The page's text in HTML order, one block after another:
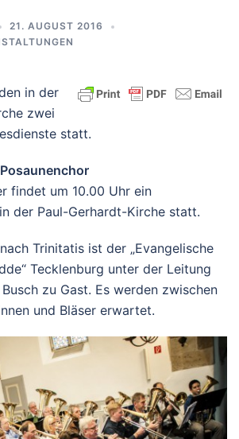
21. AUGUST 2016
in der
zwei
statt.
findet um 10.00 Uhr ein
der Paul-Gerhardt-Kirche statt.
Trinitatis ist der „Evangelische
Tecklenburg unter der Leitung
zu Gast. Es werden zwischen
und Bläser erwartet.